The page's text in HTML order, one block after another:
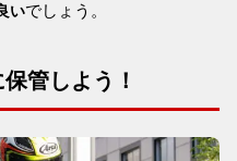
いでしょう。
管しよう！